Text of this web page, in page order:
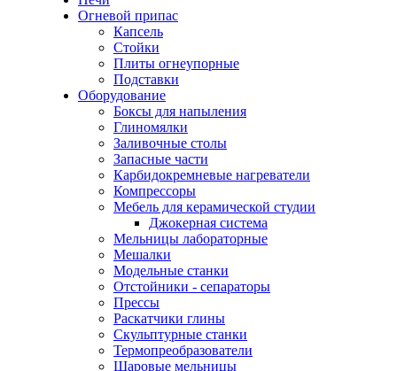
Огневой припас
Капсель
Стойки
Плиты огнеупорные
Подставки
Оборудование
Боксы для напыления
Глиномялки
Заливочные столы
Запасные части
Карбидокремневые нагреватели
Компрессоры
Мебель для керамической студии
Джокерная система
Мельницы лабораторные
Мешалки
Модельные станки
Отстойники - сепараторы
Прессы
Раскатчики глины
Скульптурные станки
Термопреобразователи
Шаровые мельницы